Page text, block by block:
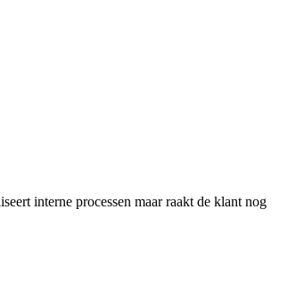
interne processen maar raakt de klant nog